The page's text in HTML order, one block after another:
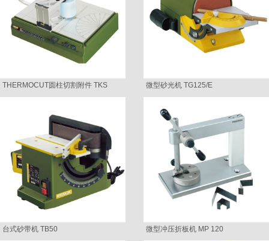
THERMOCUT圆柱切割附件 TKS 微型砂光机 TG125/E
台式砂带机 TB50 微型冲压折板机 MP 120